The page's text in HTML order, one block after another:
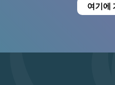
여기에